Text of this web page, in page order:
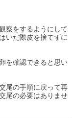
察をするようにして
いだ際皮を捨てずに
を確認できると思い
尾の手順に戻って再
尾の必要はありませ